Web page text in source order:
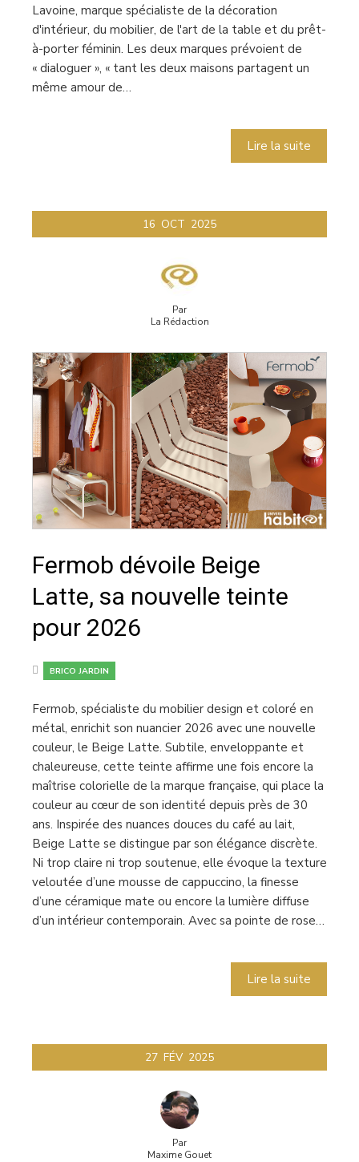
Lavoine, marque spécialiste de la décoration
d'intérieur, du mobilier, de l'art de la table et du prêt-
à-porter féminin. Les deux marques prévoient de
« dialoguer », « tant les deux maisons partagent un
même amour de…
Lire la suite
16 OCT 2025
Par
La Rédaction
Fermob dévoile Beige
Latte, sa nouvelle teinte
pour 2026
BRICO JARDIN
Fermob, spécialiste du mobilier design et coloré en
métal, enrichit son nuancier 2026 avec une nouvelle
couleur, le Beige Latte. Subtile, enveloppante et
chaleureuse, cette teinte affirme une fois encore la
maîtrise colorielle de la marque française, qui place la
couleur au cœur de son identité depuis près de 30
ans. Inspirée des nuances douces du café au lait,
Beige Latte se distingue par son élégance discrète.
Ni trop claire ni trop soutenue, elle évoque la texture
veloutée d’une mousse de cappuccino, la finesse
d’une céramique mate ou encore la lumière diffuse
d’un intérieur contemporain. Avec sa pointe de rose…
Lire la suite
27 FÉV 2025
Par
Maxime Gouet